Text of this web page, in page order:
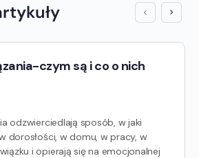
czym są i co o nich
odzwierciedlają sposób, w jaki
dorosłości, w domu, w pracy, w
i opierają się na emocjonalnej